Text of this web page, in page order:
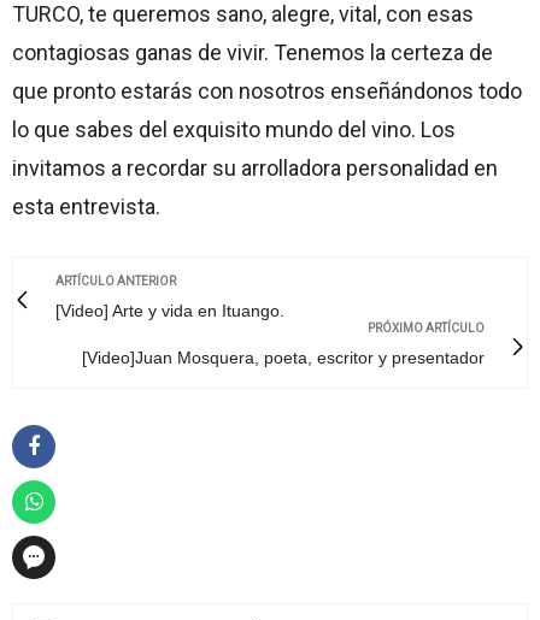
TURCO, te queremos sano, alegre, vital, con esas
contagiosas ganas de vivir. Tenemos la certeza de
que pronto estarás con nosotros enseñándonos todo
lo que sabes del exquisito mundo del vino. Los
invitamos a recordar su arrolladora personalidad en
esta entrevista.
ARTÍCULO ANTERIOR
[Video] Arte y vida en Ituango.
PRÓXIMO ARTÍCULO
[Video]Juan Mosquera, poeta, escritor y presentador